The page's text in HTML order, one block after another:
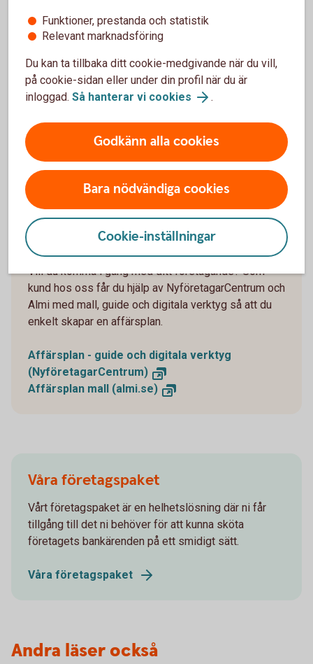
Inför ett företagsköp är det bra att skapa en tydlig bild av
både företagets ekonomi och framtida möjligheter. Titta på
lönsamhet, kassaflöde, kunder och beroendet av viktiga
personer. Fundera också på vilka risker du tar över och vilka
investeringar som kan behövas efter köpet.
En genomtänkt värdering kan ge dig ett bättre underlag inför
förhandlingen – och hjälpa dig att bedöma om affären
passar dina planer.
Så här gör du en affärsplan
Vill du komma i gång med ditt företagande? Som
kund hos oss får du hjälp av NyföretagarCentrum och
Almi med mall, guide och digitala verktyg så att du
enkelt skapar en affärsplan.
Affärsplan - guide och digitala verktyg
(NyföretagarCentrum)
Affärsplan mall (almi.se)
Våra företagspaket
Vårt företagspaket är en helhetslösning där ni får
tillgång till det ni behöver för att kunna sköta
företagets bankärenden på ett smidigt sätt.
Våra företagspaket
Andra läser också
Funktioner, prestanda och statistik
Relevant marknadsföring
Du kan ta tillbaka ditt cookie-medgivande när du vill,
på cookie-sidan eller under din profil när du är
inloggad. Så hanterar vi cookies .
Godkänn alla cookies
Bara nödvändiga cookies
Cookie-inställningar